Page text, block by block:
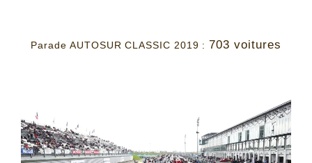
Parade AUTOSUR CLASSIC 2019 : 703 voitures